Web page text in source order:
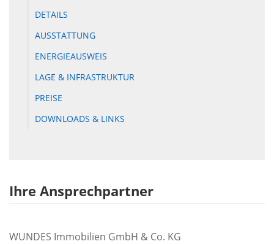
DETAILS
AUSSTATTUNG
ENERGIEAUSWEIS
LAGE & INFRASTRUKTUR
PREISE
DOWNLOADS & LINKS
Ihre Ansprechpartner
WUNDES Immobilien GmbH & Co. KG